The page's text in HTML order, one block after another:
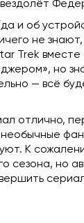
и об
не
Trek вместе
но
— всё
отлично,
К
сезона, но